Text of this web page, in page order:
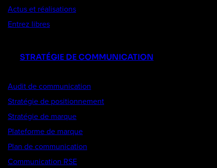
Actus et réalisations
Entrez libres
STRATÉGIE DE COMMUNICATION
Audit de communication
Stratégie de positionnement
Stratégie de marque
Plateforme de marque
Plan de communication
Communication RSE